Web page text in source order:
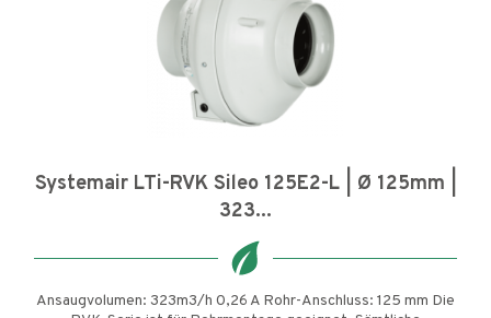
Systemair LTi-RVK Sileo 125E2-L | Ø 125mm |
323...
Ansaugvolumen: 323m3/h 0,26 A Rohr-Anschluss: 125 mm Die